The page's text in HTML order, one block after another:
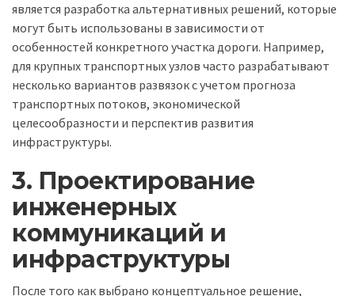
является разработка альтернативных решений, которые
могут быть использованы в зависимости от
особенностей конкретного участка дороги. Например,
для крупных транспортных узлов часто разрабатывают
несколько вариантов развязок с учетом прогноза
транспортных потоков, экономической
целесообразности и перспектив развития
инфраструктуры.
3. Проектирование
инженерных
коммуникаций и
инфраструктуры
После того как выбрано концептуальное решение,